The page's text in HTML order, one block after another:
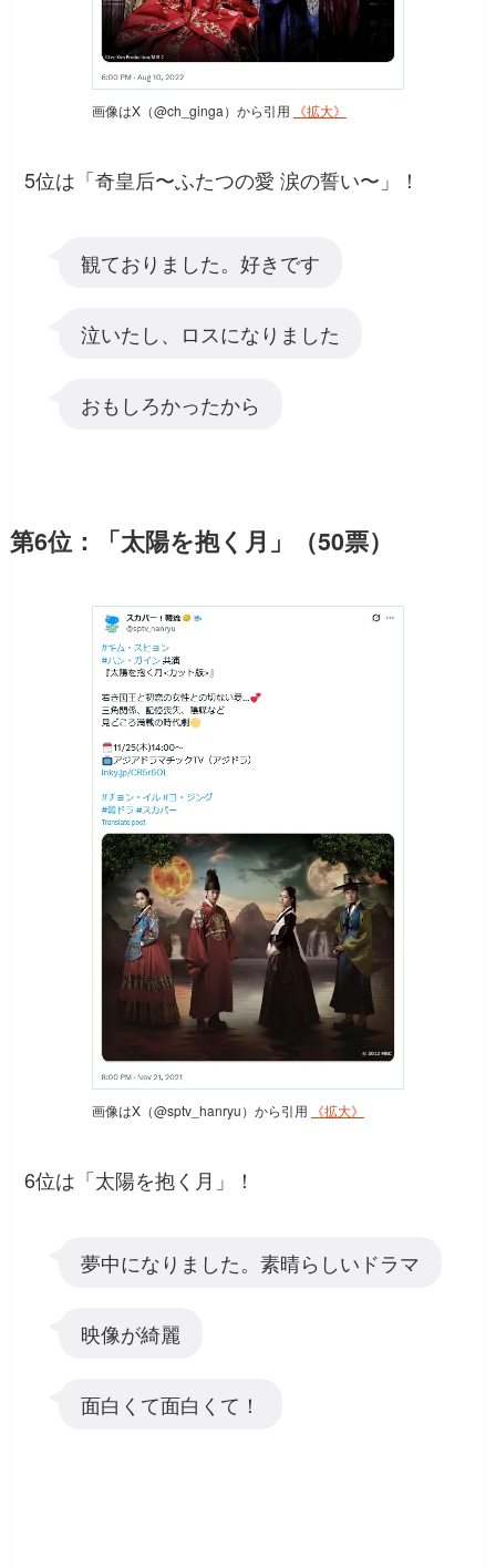
画像はX（@ch_ginga）から引用 《拡大》
5位は「奇皇后〜ふたつの愛 涙の誓い〜」！
観ておりました。好きです
泣いたし、ロスになりました
おもしろかったから
第6位：「太陽を抱く月」（50票）
画像はX（@sptv_hanryu）から引用 《拡大》
6位は「太陽を抱く月」！
夢中になりました。素晴らしいドラマ
映像が綺麗
面白くて面白くて！